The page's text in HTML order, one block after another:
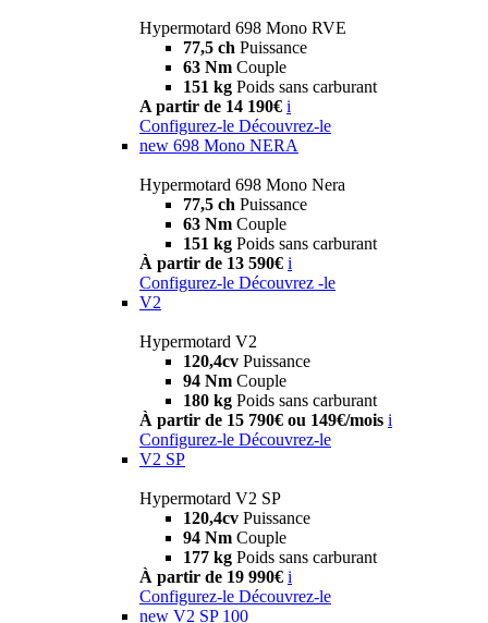
Hypermotard 698 Mono RVE
77,5 ch Puissance
63 Nm Couple
151 kg Poids sans carburant
A partir de 14 190€ i
Configurez-le Découvrez-le
new 698 Mono NERA
Hypermotard 698 Mono Nera
77,5 ch Puissance
63 Nm Couple
151 kg Poids sans carburant
À partir de 13 590€ i
Configurez-le Découvrez -le
V2
Hypermotard V2
120,4cv Puissance
94 Nm Couple
180 kg Poids sans carburant
À partir de 15 790€ ou 149€/mois i
Configurez-le Découvrez-le
V2 SP
Hypermotard V2 SP
120,4cv Puissance
94 Nm Couple
177 kg Poids sans carburant
À partir de 19 990€ i
Configurez-le Découvrez-le
new V2 SP 100